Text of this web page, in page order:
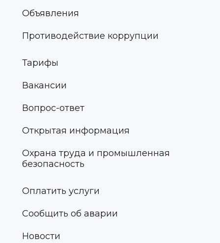
Объявления
Противодействие коррупции
Тарифы
Вакансии
Вопрос-ответ
Открытая информация
Охрана труда и промышленная
безопасность
Оплатить услуги
Сообщить об аварии
Новости